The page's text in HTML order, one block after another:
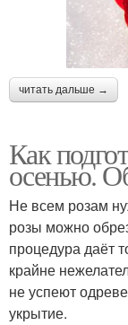
читать дальше →
Как
осенью.
Не всем розам
розы можно
процедура даёт
крайне
не успеют
укрытие.